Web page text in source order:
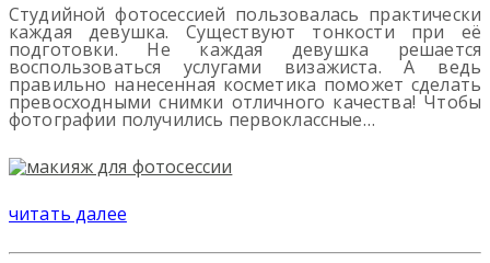
Студийной фотосессией пользовалась практически
каждая девушка. Существуют тонкости при её
подготовки. Не каждая девушка решается
воспользоваться услугами визажиста. А ведь
правильно нанесенная косметика поможет сделать
превосходными снимки отличного качества! Чтобы
фотографии получились первоклассные…
читать далее